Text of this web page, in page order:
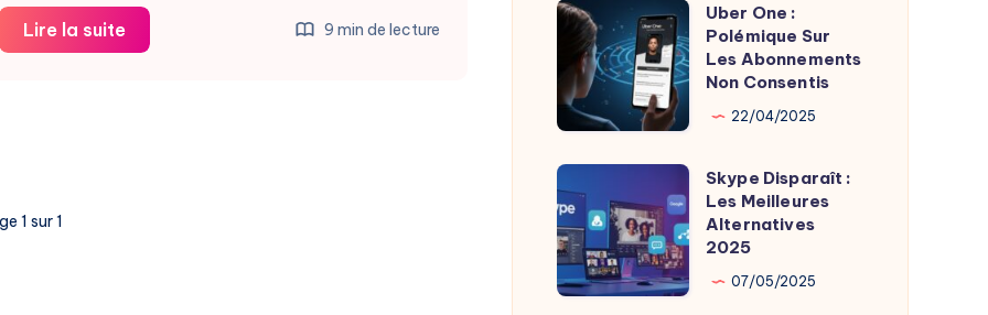
Lire la suiteSXSW
2026
9 min de lecture
1 sur 1
Uber
One
Polémique
Sur
Les
Abonnements
Non
Consentis
Uber One :
Polémique Sur
Les Abonnements
Non Consentis
22/04/2025
Skype
Disparaît
:
Les
Meilleures
Skype Disparaît :
Les Meilleures
Alternatives
2025
07/05/2025